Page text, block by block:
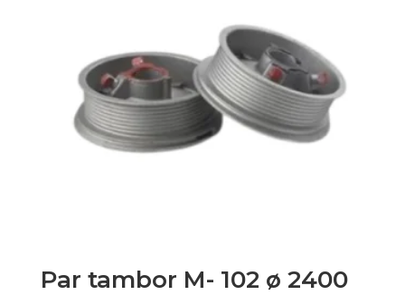
Par tambor M- 102 ø 2400